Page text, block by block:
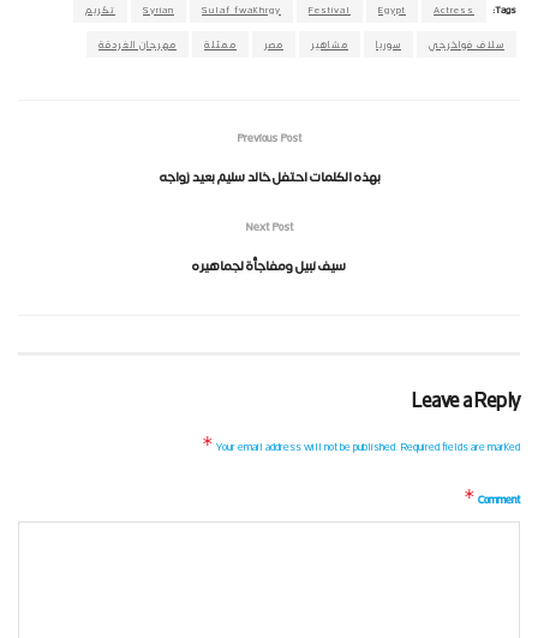
Tags:
Actress
Egypt
Festival
Sulaf fwakhrgy
Syrian تكريم
سلاف فواخرجي سوريا مشاهير مصر ممثلة مهرجان الغردقة
Previous Post
بهذه الكلمات احتفل خالد سليم بعيد زواجه
Next Post
سيف نبيل ومفاجأة لجماهيره
Leave a Reply
Your email address will not be published.Required fields are marked
*
Comment
*